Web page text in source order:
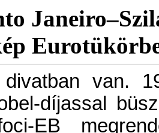
divatban van.
díjassal
EB